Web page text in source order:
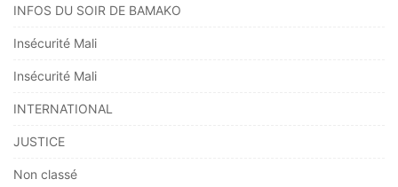
INFOS DU SOIR DE BAMAKO
Insécurité Mali
Insécurité Mali
INTERNATIONAL
JUSTICE
Non classé